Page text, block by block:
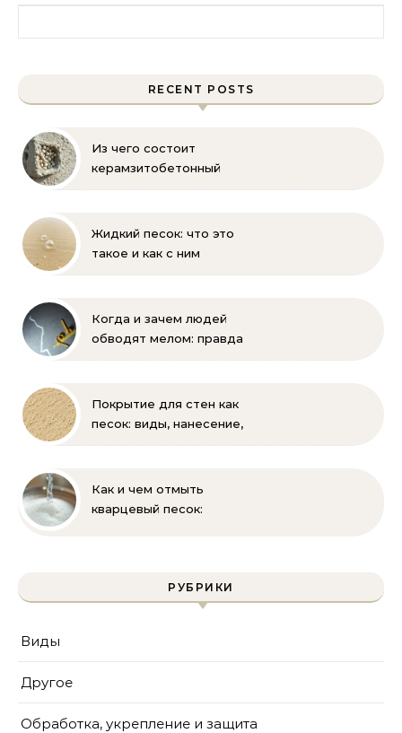
RECENT POSTS
Из чего состоит
керамзитобетонный
Жидкий песок: что это
такое и как с ним
Когда и зачем людей
обводят мелом: правда
Покрытие для стен как
песок: виды, нанесение,
Как и чем отмыть
кварцевый песок:
РУБРИКИ
Виды
Другое
Обработка, укрепление и защита